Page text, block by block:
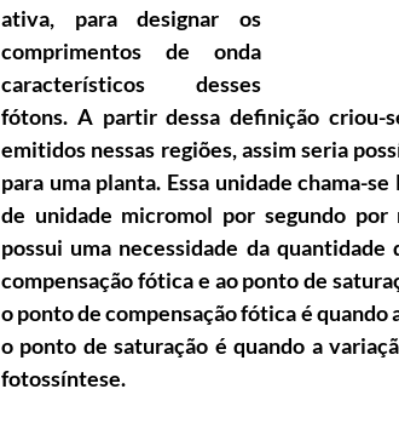
ativa, para designar os
comprimentos de onda
característicos desses
fótons. A partir dessa definição criou-
emitidos nessas regiões, assim seria
para uma planta. Essa unidade chama-
de unidade micromol por segundo por
possui uma necessidade da
compensação fótica e ao ponto de
o ponto de compensação fótica é quando
o ponto de saturação é quando a
fotossíntese.